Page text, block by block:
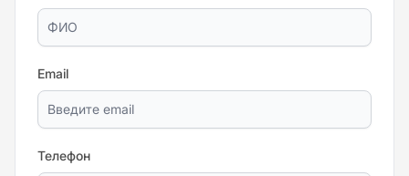
Email
Телефон